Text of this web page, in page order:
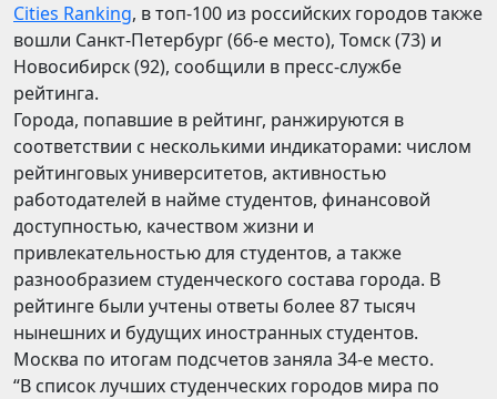
Cities Ranking, в топ-100 из российских городов также
вошли Санкт-Петербург (66-е место), Томск (73) и
Новосибирск (92), сообщили в пресс-службе
рейтинга.
Города, попавшие в рейтинг, ранжируются в
соответствии с несколькими индикаторами: числом
рейтинговых университетов, активностью
работодателей в найме студентов, финансовой
доступностью, качеством жизни и
привлекательностью для студентов, а также
разнообразием студенческого состава города. В
рейтинге были учтены ответы более 87 тысяч
нынешних и будущих иностранных студентов.
Москва по итогам подсчетов заняла 34-е место.
“В список лучших студенческих городов мира по